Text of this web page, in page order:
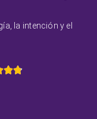
la intención y el
